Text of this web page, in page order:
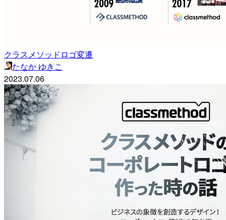
クラスメソッドロゴ変遷
たなか ゆきこ
2023.07.06